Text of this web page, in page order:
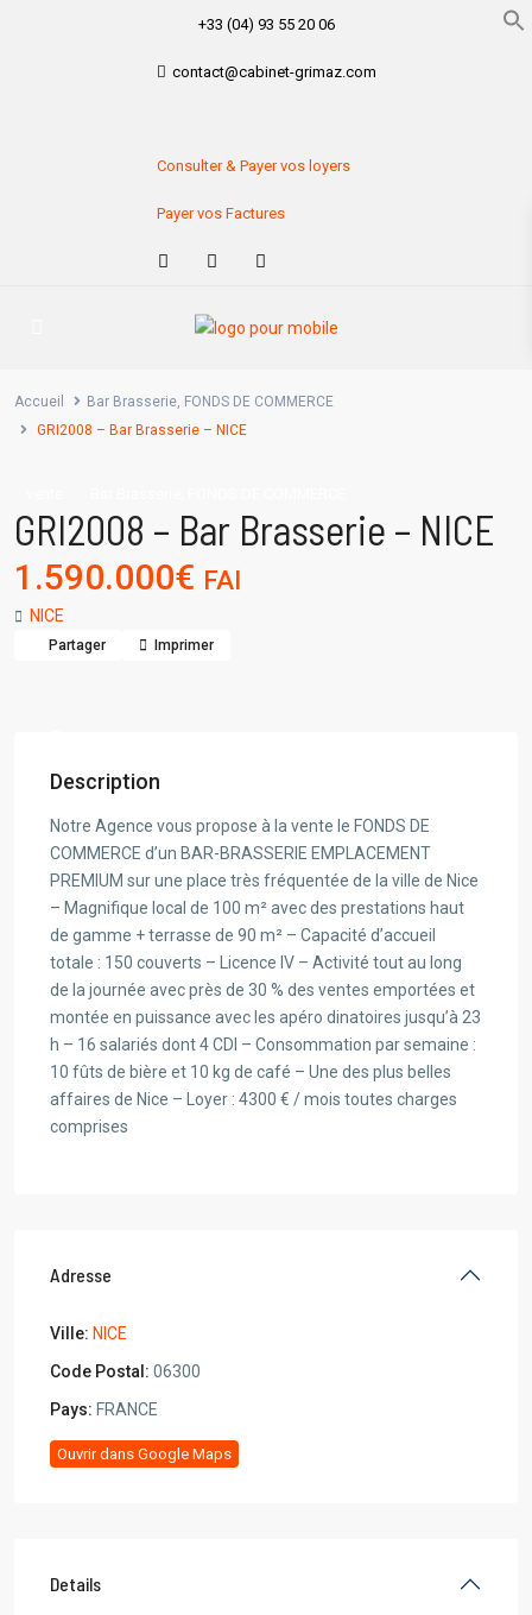
+33 (04) 93 55 20 06
contact@cabinet-grimaz.com
Consulter & Payer vos loyers
Payer vos Factures
Accueil Bar Brasserie, FONDS DE COMMERCE
GRI2008 – Bar Brasserie – NICE
GRI2008 – Bar Brasserie – NICE
1.590.000€ FAI
NICE
Partager Imprimer
Description
Notre Agence vous propose à la vente le FONDS DE
COMMERCE d’un BAR-BRASSERIE EMPLACEMENT
PREMIUM sur une place très fréquentée de la ville de Nice
– Magnifique local de 100 m² avec des prestations haut
de gamme + terrasse de 90 m² – Capacité d’accueil
totale : 150 couverts – Licence IV – Activité tout au long
de la journée avec près de 30 % des ventes emportées et
montée en puissance avec les apéro dinatoires jusqu’à 23
h – 16 salariés dont 4 CDI – Consommation par semaine :
10 fûts de bière et 10 kg de café – Une des plus belles
affaires de Nice – Loyer : 4300 € / mois toutes charges
comprises
Adresse
Ville: NICE
Code Postal: 06300
Pays: FRANCE
Ouvrir dans Google Maps
Details